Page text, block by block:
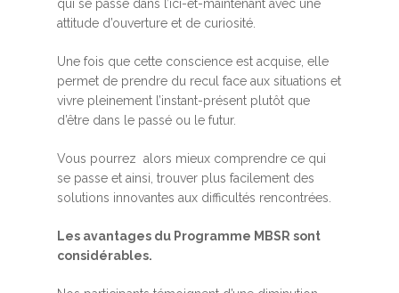
qui se passe dans l’ici-et-maintenant avec une
attitude d’ouverture et de curiosité.
Une fois que cette conscience est acquise, elle
permet de prendre du recul face aux situations et
vivre pleinement l’instant-présent plutôt que
d’être dans le passé ou le futur.
Vous pourrez alors mieux comprendre ce qui
se passe et ainsi, trouver plus facilement des
solutions innovantes aux difficultés rencontrées.
Les avantages du Programme MBSR sont
considérables.